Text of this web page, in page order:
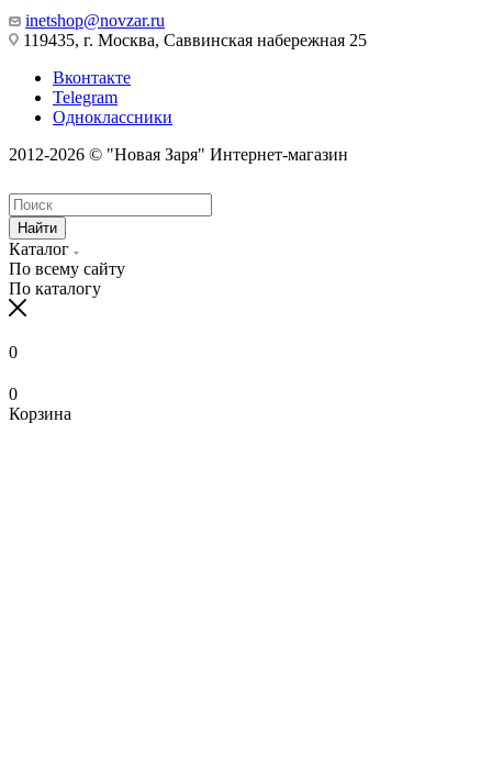
inetshop@novzar.ru
119435, г. Москва, Саввинская набережная 25
Вконтакте
Telegram
Одноклассники
2012-2026 © "Новая Заря" Интернет-магазин
Найти
Каталог
По всему сайту
По каталогу
0
0
Корзина